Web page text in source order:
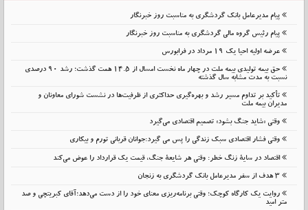
پیام مدیرعامل بانک گردشگری به مناسبت روز خبرنگار
پیام رئیس گروه مالی گردشگری به مناسبت روز خبرنگار
عرضه اولیه احیا یک ۱۹ مرداد در فرابورس
حق بیمه تولیدی بیمه ملت در چهار ماه نخست امسال از 14.5 همت گذشت؛ رشد 90 درصدی
نسبت به مدت مشابه سال گذشته
تأکید بر تداوم مسیر رشد و بهره‌گیری حداکثری از ظرفیت‌ها در نشست شورای معاونان و
مدیران بیمه ملت
وقتی «شاید جنگ بشود» تصمیم اقتصادی می‌گیرد
وقتی فشار اقتصادی سبک زندگی را پس می گیرد:جوانان قربانی تورم و بیکاری
اقتصاد در سایهٔ زنگ خطر: وقتی هر شایعهٔ جنگ، قیمت یک قرارداد را عوض می‌کند
۳ هدف از سفر مدیرعامل بانک گردشگری به زنجان
روایت یک کارگاه کوچک؛ وقتی برنامه‌ریزی معنای خود را از دست می‌دهد؛آقای کبریتچی و صد
متر امید